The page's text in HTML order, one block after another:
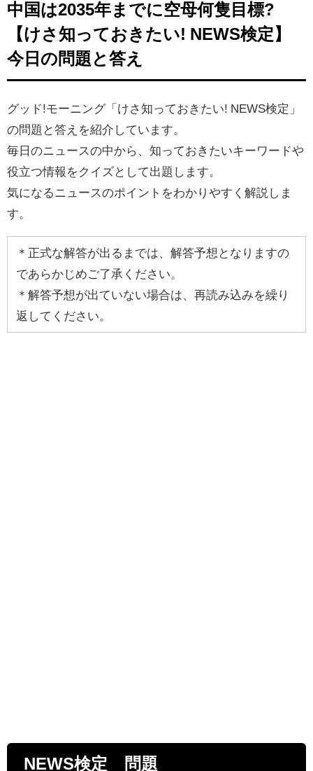
中国は2035年までに空母何隻目標?
【けさ知っておきたい! NEWS検定】
今日の問題と答え
グッド!モーニング「けさ知っておきたい! NEWS検定」
の問題と答えを紹介しています。
毎日のニュースの中から、知っておきたいキーワードや
役立つ情報をクイズとして出題します。
気になるニュースのポイントをわかりやすく解説しま
す。
＊正式な解答が出るまでは、解答予想となりますの
であらかじめご了承ください。
＊解答予想が出ていない場合は、再読み込みを繰り
返してください。
NEWS検定 問題